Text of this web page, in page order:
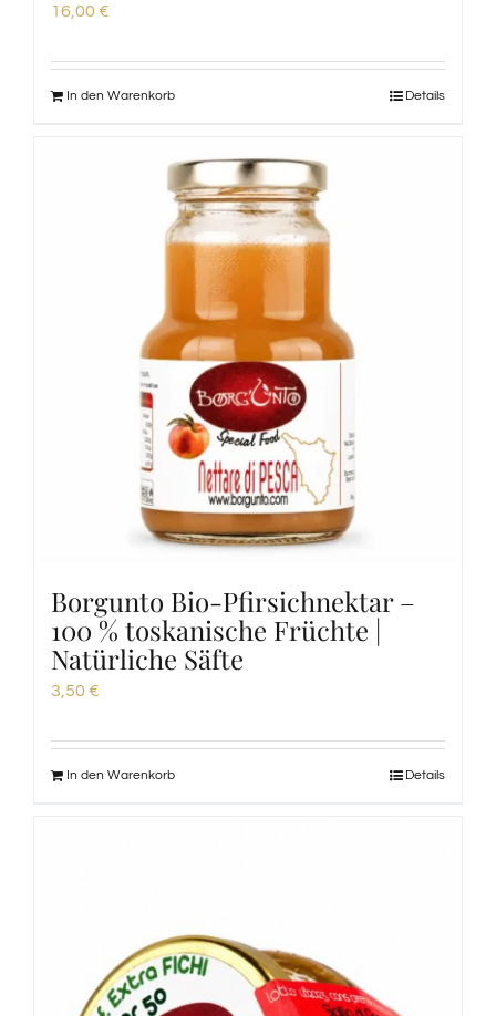
16,00 €
In den Warenkorb Details
Borgunto Bio-Pfirsichnektar –
100 % toskanische Früchte |
Natürliche Säfte
3,50 €
In den Warenkorb Details